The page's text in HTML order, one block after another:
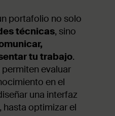
portafolio no solo
técnicas, sino
tu trabajo.
evaluar
en el
una interfaz
hasta optimizar el